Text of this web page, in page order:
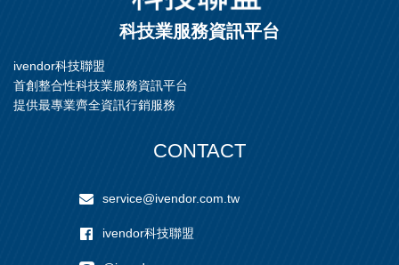
科技業服務資訊平台
ivendor科技聯盟
首創整合性科技業服務資訊平台
提供最專業齊全資訊行銷服務
CONTACT
service@ivendor.com.tw
ivendor科技聯盟